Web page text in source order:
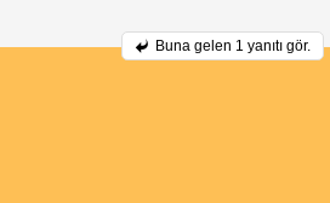
Buna gelen 1 yanıtı gör.